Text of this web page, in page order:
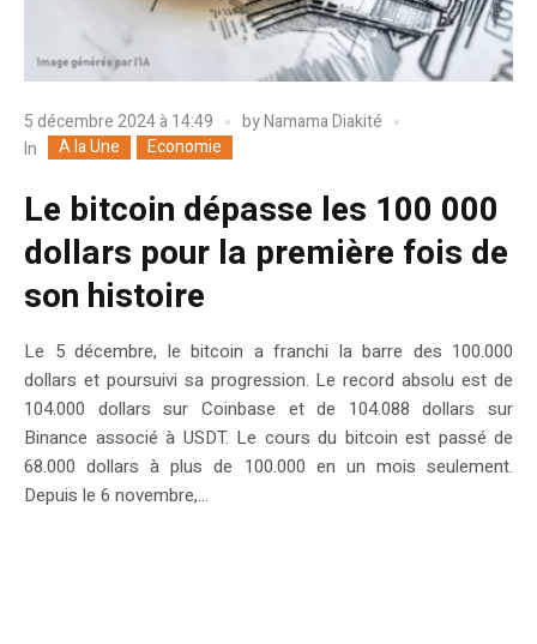
5 décembre 2024 à 14:49 byNamama Diakité
In
A la Une Economie
Le bitcoin dépasse les 100 000
dollars pour la première fois de
son histoire
Le 5 décembre, le bitcoin a franchi la barre des 100.000
dollars et poursuivi sa progression. Le record absolu est de
104.000 dollars sur Coinbase et de 104.088 dollars sur
Binance associé à USDT. Le cours du bitcoin est passé de
68.000 dollars à plus de 100.000 en un mois seulement.
Depuis le 6 novembre,...